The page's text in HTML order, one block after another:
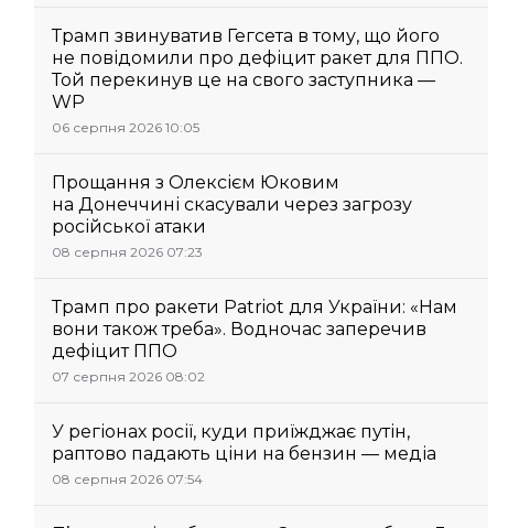
Трамп звинуватив Гегсета в тому, що його
не повідомили про дефіцит ракет для ППО.
Той перекинув це на свого заступника —
WP
06 серпня 2026 10:05
Прощання з Олексієм Юковим
на Донеччині скасували через загрозу
російської атаки
08 серпня 2026 07:23
Трамп про ракети Patriot для України: «Нам
вони також треба». Водночас заперечив
дефіцит ППО
07 серпня 2026 08:02
У регіонах росії, куди приїжджає путін,
раптово падають ціни на бензин — медіа
08 серпня 2026 07:54